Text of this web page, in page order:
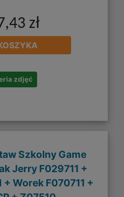
zł
zdjęć
Szkolny Game
Jerry F029711 +
+ Worek F070711 +